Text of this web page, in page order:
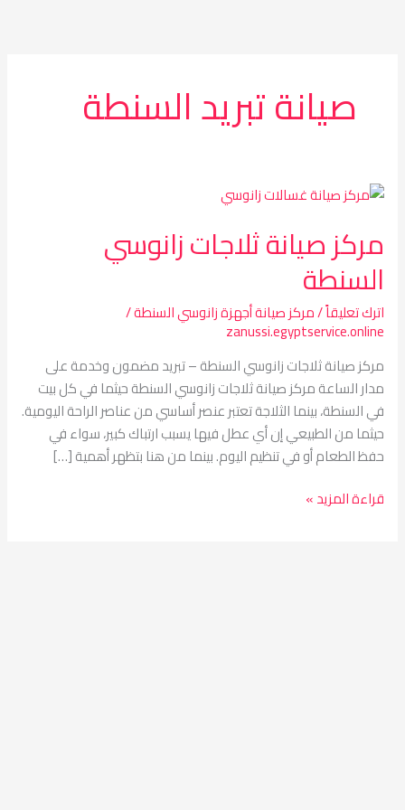
صيانة تبريد السنطة
مركز صيانة ثلاجات زانوسي
السنطة
اترك تعليقاً/مركز صيانة أجهزة زانوسي السنطة/
zanussi.egyptservice.online
مركز صيانة ثلاجات زانوسي السنطة – تبريد مضمون وخدمة على
مدار الساعة مركز صيانة ثلاجات زانوسي السنطة حيثما في كل بيت
في السنطة، بينما الثلاجة تعتبر عنصر أساسي من عناصر الراحة اليومية.
حيثما من الطبيعي إن أي عطل فيها يسبب ارتباك كبير، سواء في
حفظ الطعام أو في تنظيم اليوم. بينما من هنا بتظهر أهمية […]
مركز
ثلاجات
زانوسي
السنطة
قراءة المزيد »